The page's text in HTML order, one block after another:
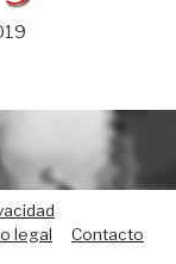
legal Contacto